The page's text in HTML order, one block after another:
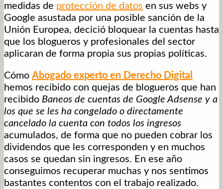
medidas de protección de datos en sus webs y
Google asustada por una posible sanción de la
Unión Europea, decició bloquear la cuentas hasta
que los blogueros y profesionales del sector
aplicaran de forma propia sus propias políticas.
Cómo Abogado experto en Derecho Digital
hemos recibido con quejas de blogueros que han
recibido Baneos de cuentas de Google Adsense y a
los que se les ha congelado o directamente
cancelado la cuenta con todos los ingresos
acumulados, de forma que no pueden cobrar los
dividendos que les corresponden y en muchos
casos se quedan sin ingresos. En ese año
conseguimos recuperar muchas y nos sentimos
bastantes contentos con el trabajo realizado.